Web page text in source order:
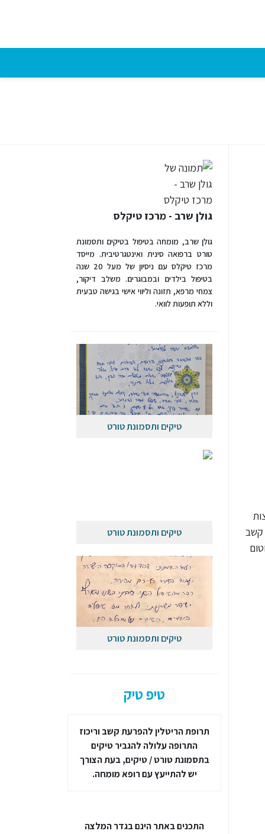
קשב
גולן שרב - מרכז טיקלס
גולן שרב, מומחה בטיפול בטיקים ותסמונת
טורט ברפואה סינית ואינטגרטיבית. מייסד
מרכז טיקלס עם ניסיון של מעל 20 שנה
בטיפול בילדים ובמבוגרים. משלב דיקור,
צמחי מרפא, תזונה וליווי אישי בגישה טבעית
וללא תופעות לוואי.
טיקים ותסמונת טורט
טיקים ותסמונת טורט
טיקים ותסמונת טורט
טיפ טיק
תרופת הריטלין להפרעת קשב וריכוז
התרופה עלולה להגביר טיקים
בתסמונת טורט / טיקים, בעת הצורך
יש להתייעץ עם רופא מומחה.
התכנים באתר הינם בגדר המלצה